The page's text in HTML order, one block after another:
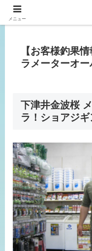
広島、岡山の
【お客様釣果
ラメーターオ
下津井金波桜
ラ！ショアジギ
メニュー